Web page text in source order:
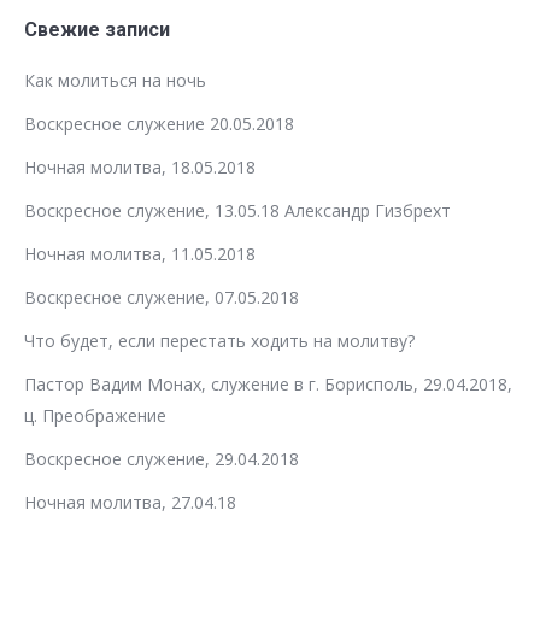
Свежие записи
Как молиться на ночь
Воскресное служение 20.05.2018
Ночная молитва, 18.05.2018
Воскресное служение, 13.05.18 Александр Гизбрехт
Ночная молитва, 11.05.2018
Воскресное служение, 07.05.2018
Что будет, если перестать ходить на молитву?
Пастор Вадим Монах, служение в г. Борисполь, 29.04.2018,
ц. Преображение
Воскресное служение, 29.04.2018
Ночная молитва, 27.04.18